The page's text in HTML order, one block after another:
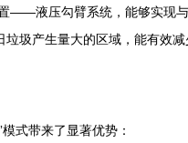
——液压勾臂系统，能够实现
圾产生量大的区域，能有效减
式带来了显著优势：